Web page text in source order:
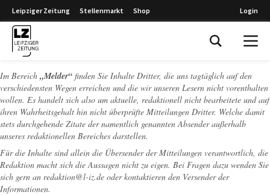
Leipziger Zeitung Stellenmarkt Shop Login
Im Bereich „Melder“ finden Sie Inhalte Dritter, die uns tagtäglich auf den
verschiedensten Wegen erreichen und die wir unseren Lesern nicht vorenthalten
wollen. Es handelt sich also um aktuelle, redaktionell nicht bearbeitete und auf
ihren Wahrheitsgehalt hin nicht überprüfte Mitteilungen Dritter. Welche damit
stets durchgehende Zitate der namentlich genannten Absender außerhalb
unseres redaktionellen Bereiches darstellen.
Für die Inhalte sind allein die Übersender der Mitteilungen verantwortlich, die
Redaktion macht sich die Aussagen nicht zu eigen. Bei Fragen dazu wenden Sie
sich gern an redaktion@l-iz.de oder kontaktieren den Versender der
Informationen.